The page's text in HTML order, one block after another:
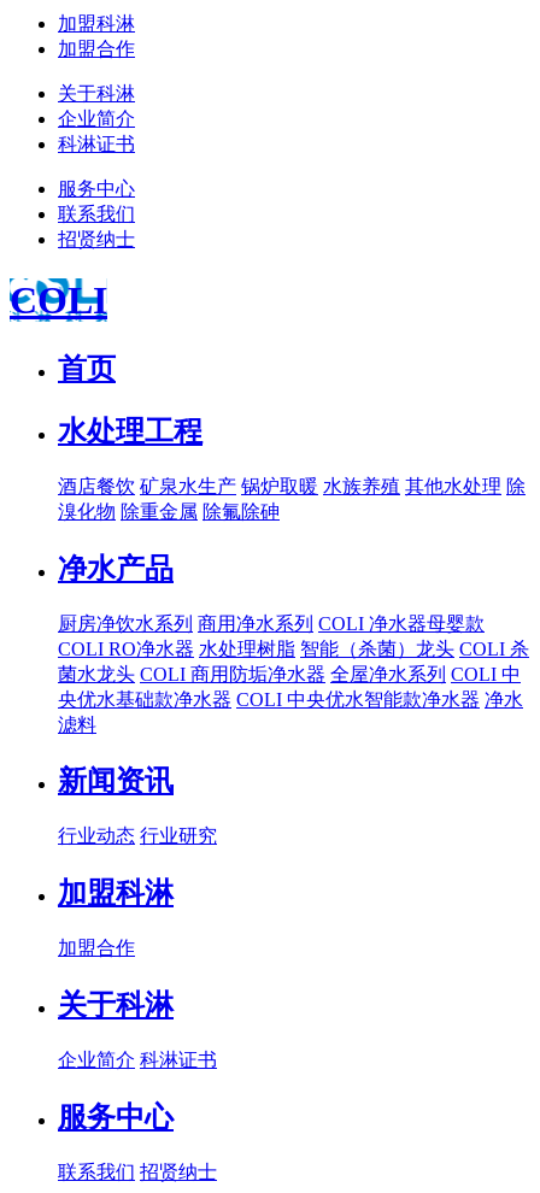
加盟科淋
加盟合作
关于科淋
企业简介
科淋证书
服务中心
联系我们
招贤纳士
COLI
首页
水处理工程
酒店餐饮 矿泉水生产 锅炉取暖 水族养殖 其他水处理 除
溴化物 除重金属 除氟除砷
净水产品
厨房净饮水系列 商用净水系列 COLI 净水器母婴款
COLI RO净水器 水处理树脂 智能（杀菌）龙头 COLI 杀
菌水龙头 COLI 商用防垢净水器 全屋净水系列 COLI 中
央优水基础款净水器 COLI 中央优水智能款净水器 净水
滤料
新闻资讯
行业动态 行业研究
加盟科淋
加盟合作
关于科淋
企业简介 科淋证书
服务中心
联系我们 招贤纳士